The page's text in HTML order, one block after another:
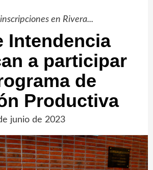
en Rivera...
Intendencia
a participar
de
Productiva
junio de 2023